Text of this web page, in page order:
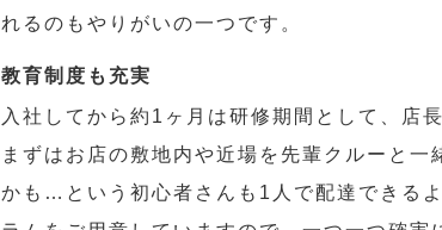
れるのもやりがいの一つです。
教育制度も充実
入社してから約1ヶ月は研修期間として、店
まずはお店の敷地内や近場を先輩クルーと
かも…という初心者さんも1人で配達できる